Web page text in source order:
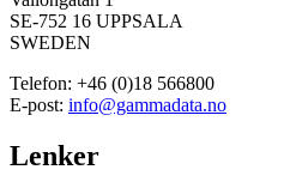
SE-752 16 UPPSALA
SWEDEN
Telefon: +46 (0)18 566800
E-post: info@gammadata.no
Lenker